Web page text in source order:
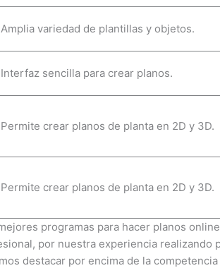
variedad de plantillas y objetos.
sencilla para crear planos.
crear planos de planta en 2D y 3D.
crear planos de planta en 2D y 3D.
programas para hacer planos
por nuestra experiencia
destacar por encima de la